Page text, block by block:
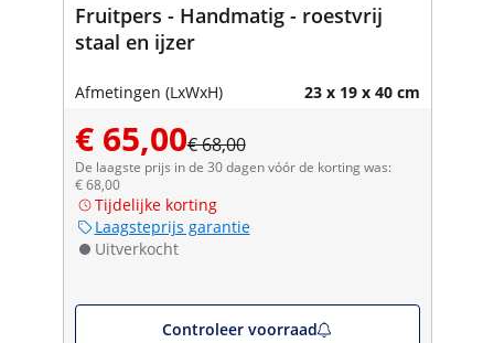
Fruitpers - Handmatig - roestvrij
staal en ijzer
Afmetingen (LxWxH) 23 x 19 x 40 cm
€ 65,00€ 68,00
De laagste prijs in de 30 dagen vóór de korting was:
€ 68,00
Tijdelijke korting
Laagsteprijs garantie
Uitverkocht
Controleer voorraad